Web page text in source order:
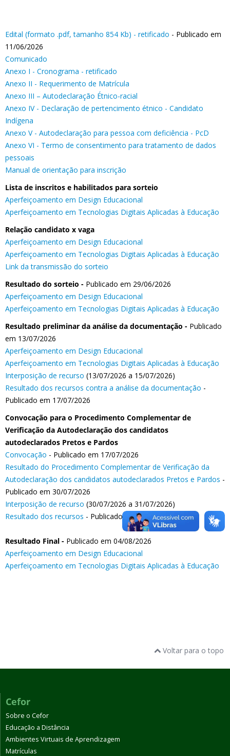
Edital (formato .pdf, tamanho 854 Kb) - retificado - Publicado em
11/06/2026
Comunicado
Anexo I - Cronograma - retificado
Anexo II - Requerimento de Matrícula
Anexo III – Autodeclaração Étnico-racial
Anexo IV - Declaração de pertencimento étnico - Candidato
Indígena
Anexo V - Autodeclaração para pessoa com deficiência - PcD
Anexo VI - Termo de consentimento para tratamento de dados
pessoais
Manual de orientação para inscrição
Lista de inscritos e habilitados para sorteio
Aperfeiçoamento em Design Educacional
Aperfeiçoamento em Tecnologias Digitais Aplicadas à Educação
Relação candidato x vaga
Aperfeiçoamento em Design Educacional
Aperfeiçoamento em Tecnologias Digitais Aplicadas à Educação
Link da transmissão do sorteio
Resultado do sorteio - Publicado em 29/06/2026
Aperfeiçoamento em Design Educacional
Aperfeiçoamento em Tecnologias Digitais Aplicadas à Educação
Resultado preliminar da análise da documentação - Publicado
em 13/07/2026
Aperfeiçoamento em Design Educacional
Aperfeiçoamento em Tecnologias Digitais Aplicadas à Educação
Interposição de recurso (13/07/2026 a 15/07/2026)
Resultado dos recursos contra a análise da documentação -
Publicado em 17/07/2026
Convocação para o Procedimento Complementar de
Verificação da Autodeclaração dos candidatos
autodeclarados Pretos e Pardos
Convocação - Publicado em 17/07/2026
Resultado do Procedimento Complementar de Verificação da
Autodeclaração dos candidatos autodeclarados Pretos e Pardos -
Publicado em 30/07/2026
Interposição de recurso (30/07/2026 a 31/07/2026)
Resultado dos recursos - Publicado em 04/08/2026
Resultado Final - Publicado em 04/08/2026
Aperfeiçoamento em Design Educacional
Aperfeiçoamento em Tecnologias Digitais Aplicadas à Educação
Voltar para o topo
Cefor
Sobre o Cefor
Educação a Distância
Ambientes Virtuais de Aprendizagem
Matrículas